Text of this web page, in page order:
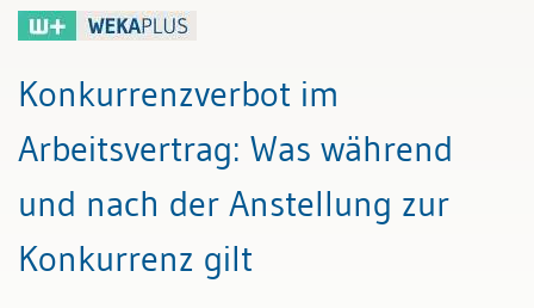
Konkurrenzverbot im
Arbeitsvertrag: Was während
und nach der Anstellung zur
Konkurrenz gilt